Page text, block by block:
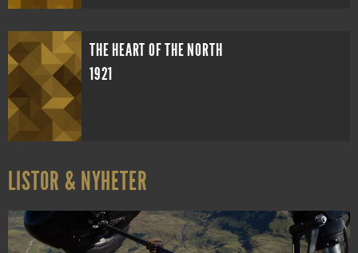
THE HEART OF THE NORTH
1921
LISTOR & NYHETER